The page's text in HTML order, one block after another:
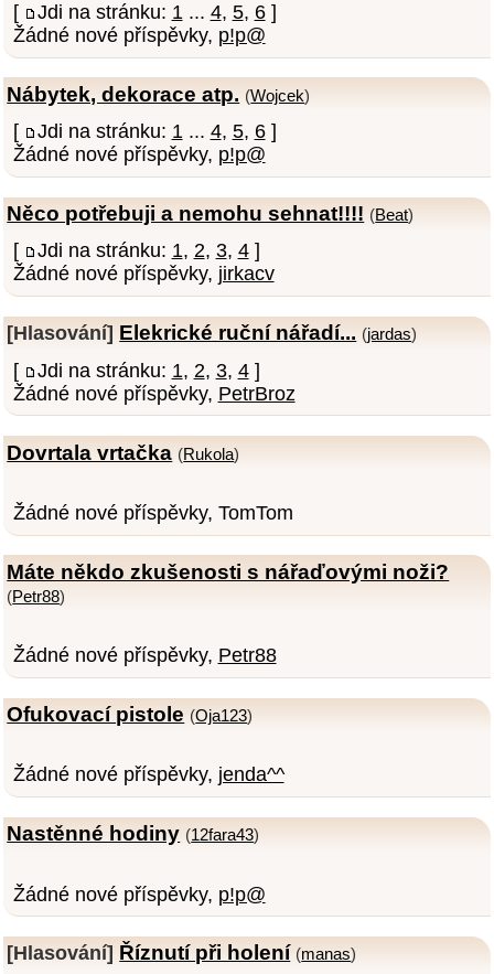
[ Jdi na stránku: 1... 4, 5, 6]
Žádné nové příspěvky, p!p@
Nábytek, dekorace atp. (Wojcek)
[ Jdi na stránku: 1... 4, 5, 6]
Žádné nové příspěvky, p!p@
Něco potřebuji a nemohu sehnat!!!! (Beat)
[ Jdi na stránku: 1, 2, 3, 4]
Žádné nové příspěvky, jirkacv
[Hlasování] Elekrické ruční nářadí... (jardas)
[ Jdi na stránku: 1, 2, 3, 4]
Žádné nové příspěvky, PetrBroz
Dovrtala vrtačka (Rukola)
Žádné nové příspěvky, TomTom
Máte někdo zkušenosti s nářaďovými noži?
(Petr88)
Žádné nové příspěvky, Petr88
Ofukovací pistole (Oja123)
Žádné nové příspěvky, jenda^^
Nastěnné hodiny (12fara43)
Žádné nové příspěvky, p!p@
[Hlasování] Říznutí při holení (manas)